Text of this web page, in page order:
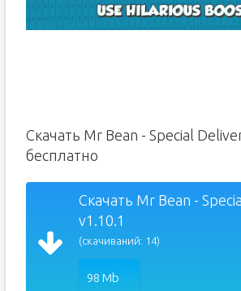
Скачать Mr Bean - Special
бесплатно
Скачать Mr Bean -
v1.10.1
(скачиваний: 14)
98 Mb